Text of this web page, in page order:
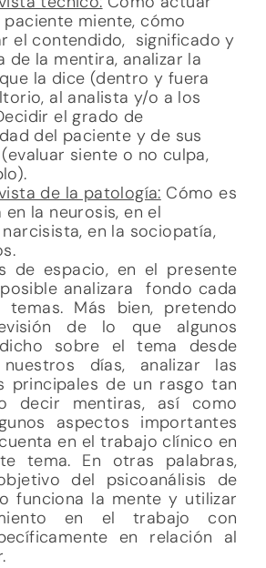
miente, cómo
el contendido, significado y
de la mentira, analizar la
la dice (dentro y fuera
al analista y/o a los
el grado de
del paciente y de sus
siente o no culpa,
de la patología: Cómo es
la neurosis, en el
en la sociopatía,
de espacio, en el presente
analizara fondo cada
Más bien, pretendo
de lo que algunos
sobre el tema desde
días, analizar las
principales de un rasgo tan
decir mentiras, así como
aspectos importantes
en el trabajo clínico en
tema. En otras palabras,
del psicoanálisis de
funciona la mente y utilizar
en el trabajo con
en relación al